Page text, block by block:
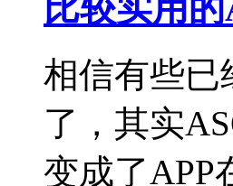
比较实用
相信有些已
了，其实
变成了APP